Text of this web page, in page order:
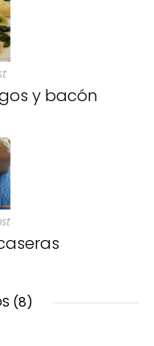
y bacón
(8)